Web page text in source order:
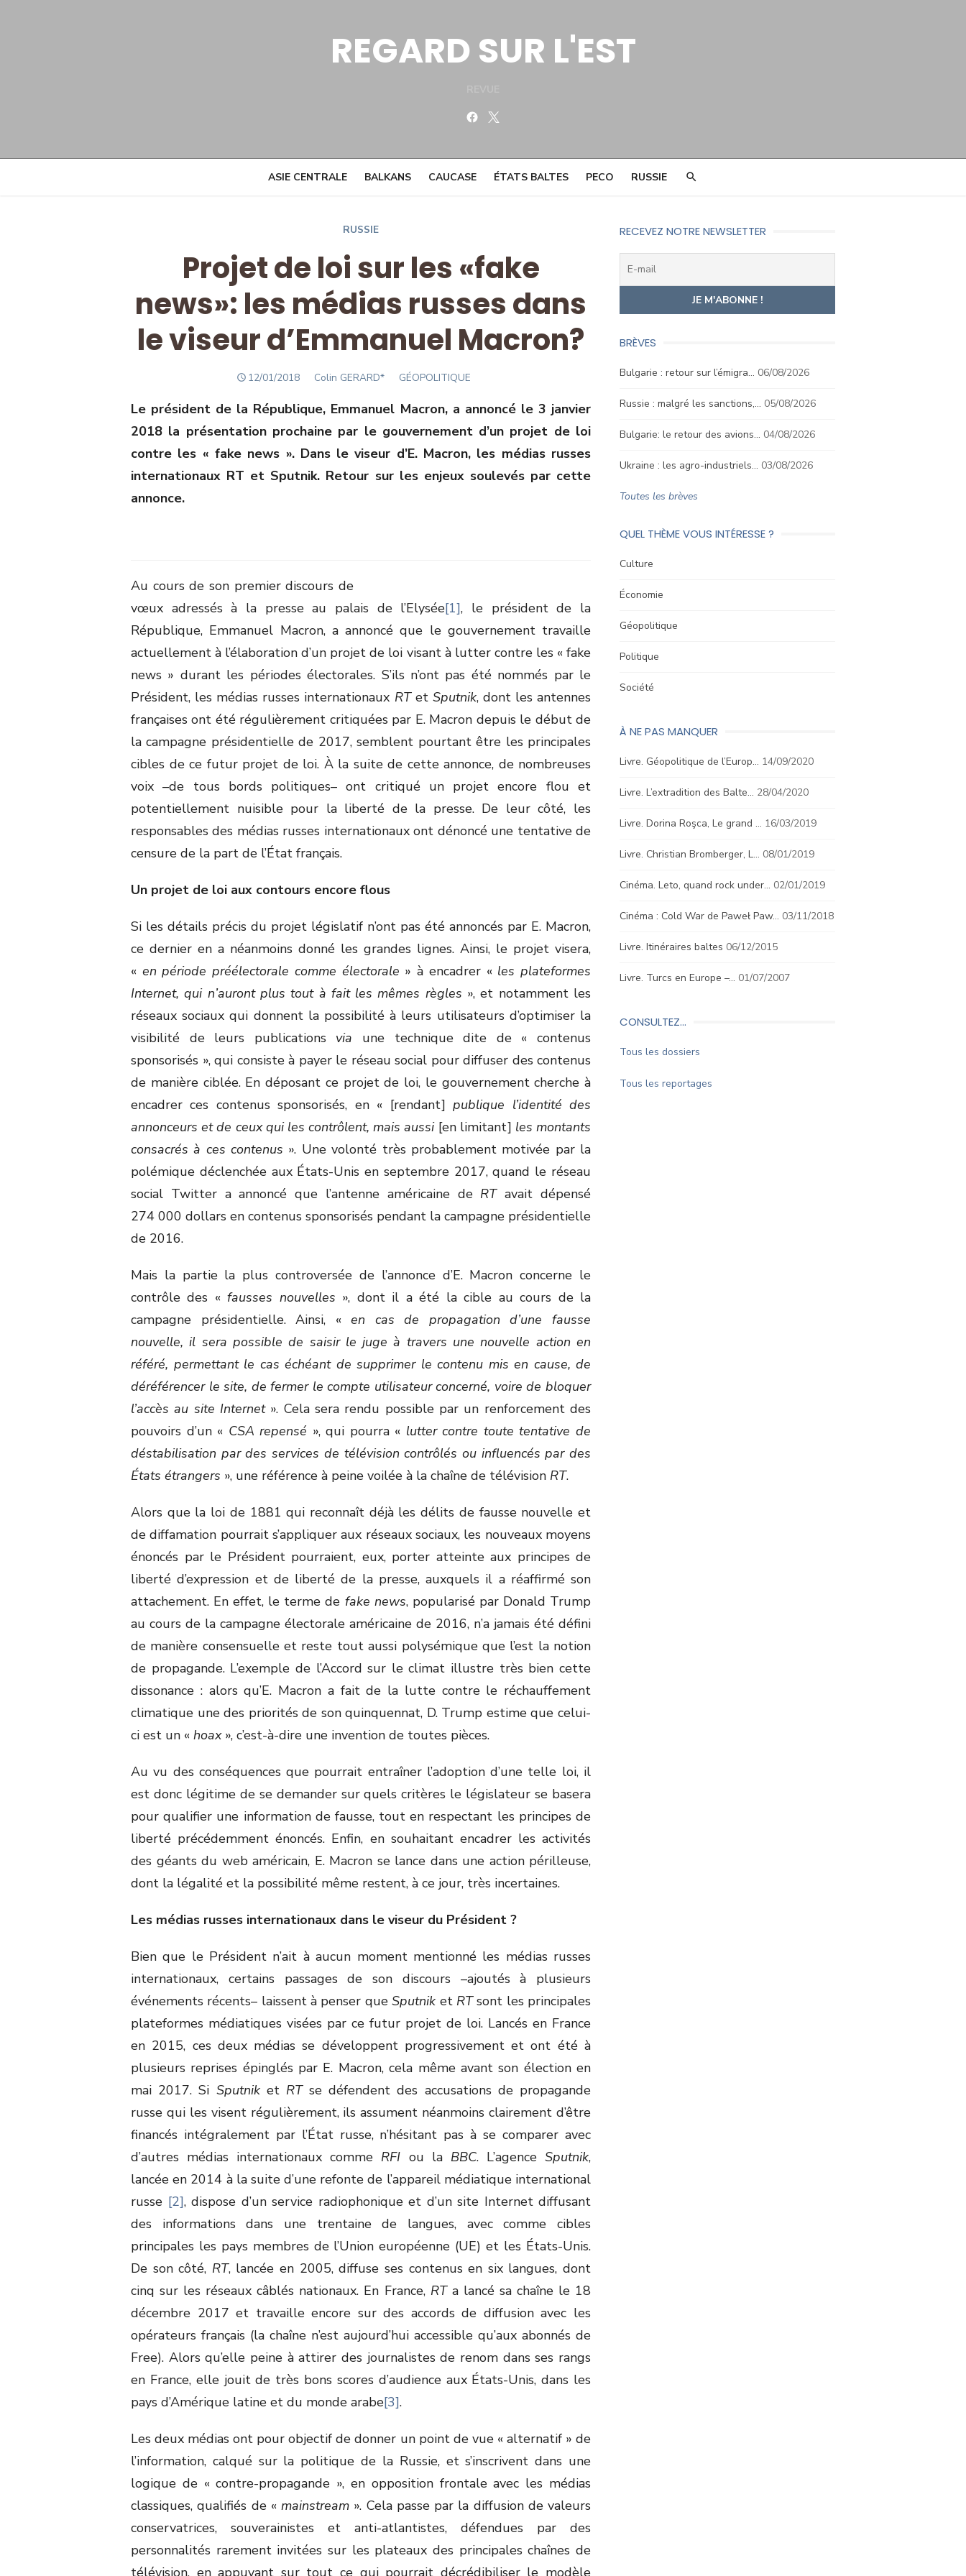
REGARD SUR L'EST
Facebook
ASIE CENTRALE BALKANS CAUCASE ÉTATS BALTES PECO RUSSIE
RUSSIE
Projet de loi sur les «fake
news»: les médias russes dans
le viseur d’Emmanuel Macron?
POSTED
12/01/2018 Author
Colin GERARD* GÉOPOLITIQUE
Le président de la République, Emmanuel Macron, a annoncé le 3 janvier
2018 la présentation prochaine par le gouvernement d’un projet de loi
contre les « fake news ». Dans le viseur d’E. Macron, les médias russes
internationaux RT et Sputnik. Retour sur les enjeux soulevés par cette
annonce.
Au cours de son premier discours de
vœux adressés à la presse au palais de l’Elysée[1], le président de la
République, Emmanuel Macron, a annoncé que le gouvernement travaille
actuellement à l’élaboration d’un projet de loi visant à lutter contre les « fake
news » durant les périodes électorales. S’ils n’ont pas été nommés par le
Président, les médias russes internationaux RTet Sputnik, dont les antennes
françaises ont été régulièrement critiquées par E. Macron depuis le début de
la campagne présidentielle de 2017, semblent pourtant être les principales
cibles de ce futur projet de loi. À la suite de cette annonce, de nombreuses
voix –de tous bords politiques– ont critiqué un projet encore flou et
potentiellement nuisible pour la liberté de la presse. De leur côté, les
responsables des médias russes internationaux ont dénoncé une tentative de
censure de la part de l’État français.
Un projet de loi aux contours encore flous
Si les détails précis du projet législatif n’ont pas été annoncés par E. Macron,
ce dernier en a néanmoins donné les grandes lignes. Ainsi, le projet visera,
« en période préélectorale comme électorale » à encadrer « les plateformes
Internet, qui n’auront plus tout à fait les mêmes règles », et notamment les
réseaux sociaux qui donnent la possibilité à leurs utilisateurs d’optimiser la
visibilité de leurs publications via une technique dite de « contenus
sponsorisés », qui consiste à payer le réseau social pour diffuser des contenus
de manière ciblée. En déposant ce projet de loi, le gouvernement cherche à
encadrer ces contenus sponsorisés, en « [rendant]publique l’identité des
annonceurs et de ceux qui les contrôlent, mais aussi [en limitant] les montants
consacrés à ces contenus ». Une volonté très probablement motivée par la
polémique déclenchée aux États-Unis en septembre 2017, quand le réseau
social Twitter a annoncé que l’antenne américaine de RTavait dépensé
274 000 dollars en contenus sponsorisés pendant la campagne présidentielle
de 2016.
Mais la partie la plus controversée de l’annonce d’E. Macron concerne le
contrôle des «fausses nouvelles », dont il a été la cible au cours de la
campagne présidentielle. Ainsi, «en cas de propagation d’une fausse
nouvelle, il sera possible de saisir le juge à travers une nouvelle action en
référé, permettant le cas échéant de supprimer le contenu mis en cause, de
déréférencer le site, de fermer le compte utilisateur concerné, voire de bloquer
l’accès au site Internet ». Cela sera rendu possible par un renforcement des
pouvoirs d’un « CSA repensé », qui pourra « lutter contre toute tentative de
déstabilisation par des services de télévision contrôlés ou influencés par des
États étrangers », une référence à peine voilée à la chaîne de télévision RT.
Alors que la loi de 1881 qui reconnaît déjà les délits de fausse nouvelle et
de diffamation pourrait s’appliquer aux réseaux sociaux, les nouveaux moyens
énoncés par le Président pourraient, eux, porter atteinte aux principes de
liberté d’expression et de liberté de la presse, auxquels il a réaffirmé son
attachement. En effet, le terme de fake news, popularisé par Donald Trump
au cours de la campagne électorale américaine de 2016, n’a jamais été défini
de manière consensuelle et reste tout aussi polysémique que l’est la notion
de propagande. L’exemple de l’Accord sur le climat illustre très bien cette
dissonance : alors qu’E. Macron a fait de la lutte contre le réchauffement
climatique une des priorités de son quinquennat, D. Trump estime que celui-
ci est un « hoax », c’est-à-dire une invention de toutes pièces.
Au vu des conséquences que pourrait entraîner l’adoption d’une telle loi, il
est donc légitime de se demander sur quels critères le législateur se basera
pour qualifier une information de fausse, tout en respectant les principes de
liberté précédemment énoncés. Enfin, en souhaitant encadrer les activités
des géants du web américain, E. Macron se lance dans une action périlleuse,
dont la légalité et la possibilité même restent, à ce jour, très incertaines.
Les médias russes internationaux dans le viseur du Président ?
Bien que le Président n’ait à aucun moment mentionné les médias russes
internationaux, certains passages de son discours –ajoutés à plusieurs
événements récents– laissent à penser queSputnik et RTsont les principales
plateformes médiatiques visées par ce futur projet de loi. Lancés en France
en 2015, ces deux médias se développent progressivement et ont été à
plusieurs reprises épinglés par E. Macron, cela même avant son élection en
mai 2017. Si Sputniket RTse défendent des accusations de propagande
russe qui les visent régulièrement, ils assument néanmoins clairement d’être
financés intégralement par l’État russe, n’hésitant pas à se comparer avec
d’autres médias internationaux comme RFI ou la BBC. L’agenceSputnik,
lancée en 2014 à la suite d’une refonte de l’appareil médiatique international
russe [2], dispose d’un service radiophonique et d’un site Internet diffusant
des informations dans une trentaine de langues, avec comme cibles
principales les pays membres de l’Union européenne (UE) et les États-Unis.
De son côté, RT, lancée en 2005, diffuse ses contenus en six langues, dont
cinq sur les réseaux câblés nationaux. En France, RTa lancé sa chaîne le 18
décembre 2017 et travaille encore sur des accords de diffusion avec les
opérateurs français (la chaîne n’est aujourd’hui accessible qu’aux abonnés de
Free). Alors qu’elle peine à attirer des journalistes de renom dans ses rangs
en France, elle jouit de très bons scores d’audience aux États-Unis, dans les
pays d’Amérique latine et du monde arabe[3].
Les deux médias ont pour objectif de donner un point de vue « alternatif » de
l’information, calqué sur la politique de la Russie, et s’inscrivent dans une
logique de « contre-propagande », en opposition frontale avec les médias
classiques, qualifiés de « mainstream ». Cela passe par la diffusion de valeurs
conservatrices, souverainistes et anti-atlantistes, défendues par des
personnalités rarement invitées sur les plateaux des principales chaînes de
télévision, en appuyant sur tout ce qui pourrait décrédibiliser le modèle
RECEVEZ NOTRE NEWSLETTER
BRÈVES
Bulgarie : retour sur l’émigra… 06/08/2026
Russie : malgré les sanctions,… 05/08/2026
Bulgarie: le retour des avions… 04/08/2026
Ukraine : les agro-industriels… 03/08/2026
Toutes les brèves
QUEL THÈME VOUS INTÉRESSE ?
Culture
Économie
Géopolitique
Politique
Société
À NE PAS MANQUER
Livre. Géopolitique de l’Europ… 14/09/2020
Livre. L’extradition des Balte… 28/04/2020
Livre. Dorina Roşca, Le grand … 16/03/2019
Livre. Christian Bromberger, L… 08/01/2019
Cinéma. Leto, quand rock under… 02/01/2019
Cinéma : Cold War de Paweł Paw… 03/11/2018
Livre. Itinéraires baltes 06/12/2015
Livre. Turcs en Europe –… 01/07/2007
CONSULTEZ…
Tous les dossiers
Tous les reportages